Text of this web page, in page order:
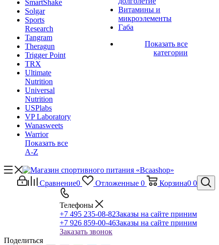
SmartShake
Solgar
Sports
Research
Tangram
Theragun
Trigger Point
TRX
Ultimate
Nutrition
Universal
Nutrition
USPlabs
VP Laboratory
Wanasweets
Warrior
Показать все
A-Z
Витамины и
микроэлементы
Габа
Показать все
категории
Сравнение0 Отложенные 0 Корзина0 0
Телефоны
+7 495 235-08-82Заказы на сайте приним
+7 926 859-00-46Заказы на сайте приним
Заказать звонок
Поделиться